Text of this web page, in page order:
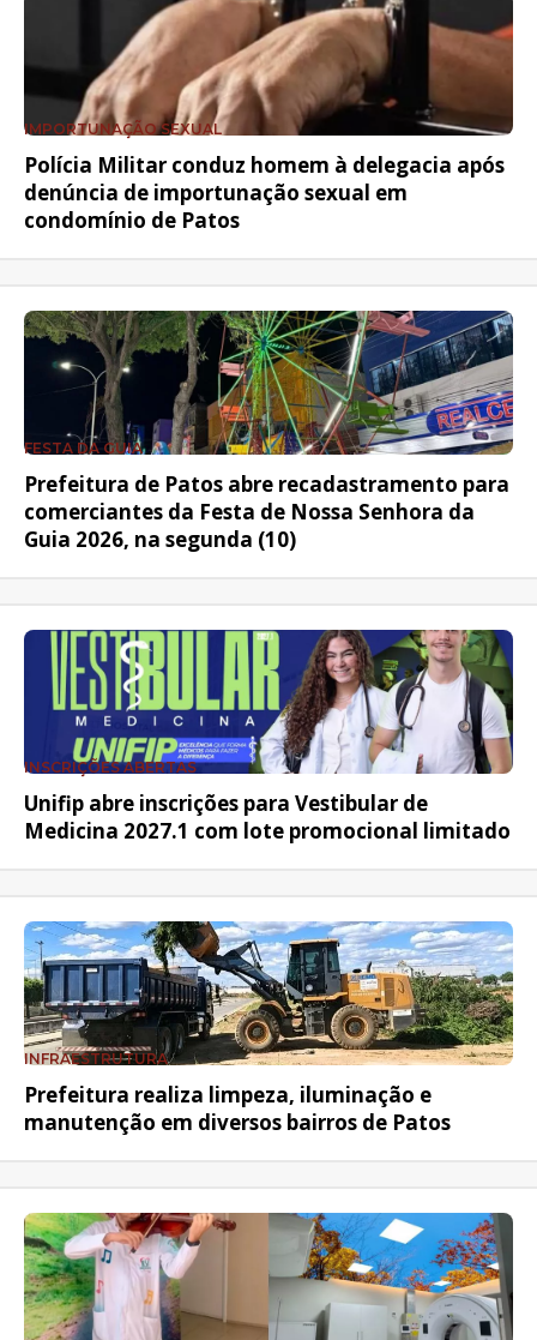
IMPORTUNAÇÃO SEXUAL
Polícia Militar conduz homem à delegacia após
denúncia de importunação sexual em
condomínio de Patos
FESTA DA GUIA
Prefeitura de Patos abre recadastramento para
comerciantes da Festa de Nossa Senhora da
Guia 2026, na segunda (10)
INSCRIÇÕES ABERTAS
Unifip abre inscrições para Vestibular de
Medicina 2027.1 com lote promocional limitado
INFRAESTRUTURA
Prefeitura realiza limpeza, iluminação e
manutenção em diversos bairros de Patos